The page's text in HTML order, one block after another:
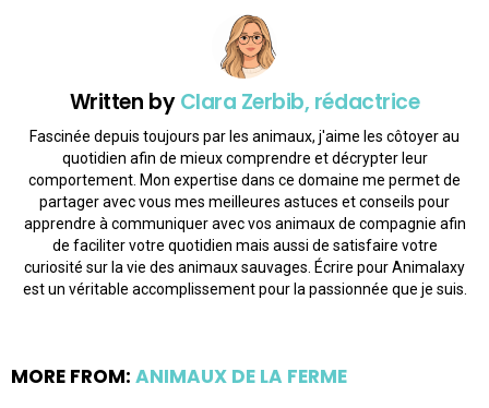
Written byClara Zerbib, rédactrice
Fascinée depuis toujours par les animaux, j'aime les côtoyer au
quotidien afin de mieux comprendre et décrypter leur
comportement. Mon expertise dans ce domaine me permet de
partager avec vous mes meilleures astuces et conseils pour
apprendre à communiquer avec vos animaux de compagnie afin
de faciliter votre quotidien mais aussi de satisfaire votre
curiosité sur la vie des animaux sauvages. Écrire pour Animalaxy
est un véritable accomplissement pour la passionnée que je suis.
MORE FROM: ANIMAUX DE LA FERME